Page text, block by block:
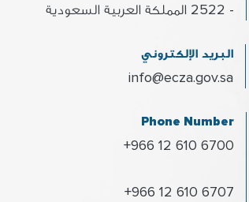
- 2522 المملكة العربية السعودية
البريد الإلكتروني
info@ecza.gov.sa
Phone Number
+966 12 610 6700
+966 12 610 6707